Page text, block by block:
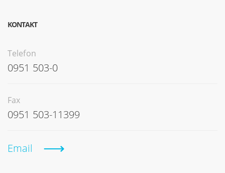
KONTAKT
Telefon
0951 503-0
Fax
0951 503-11399
Email